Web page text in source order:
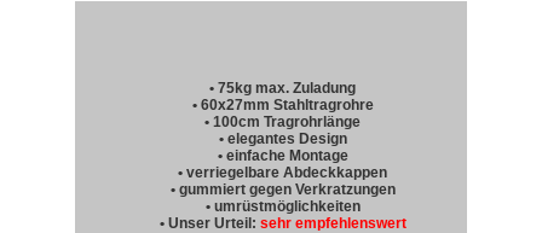
• 75kg max. Zuladung
• 60x27mm Stahltragrohre
• 100cm Tragrohrlänge
• elegantes Design
• einfache Montage
• verriegelbare Abdeckkappen
• gummiert gegen Verkratzungen
• umrüstmöglichkeiten
• Unser Urteil: sehr empfehlenswert